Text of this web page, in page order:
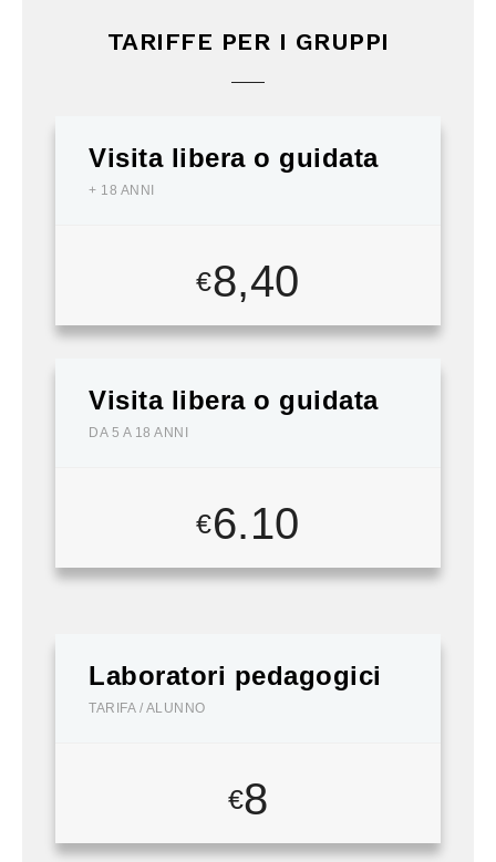
TARIFFE PER I GRUPPI
Visita libera o guidata
+ 18 ANNI
€8,40
Visita libera o guidata
DA 5 A 18 ANNI
€6.10
Laboratori pedagogici
TARIFA / ALUNNO
€8